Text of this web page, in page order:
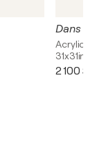
Dans
31x31in
2 100